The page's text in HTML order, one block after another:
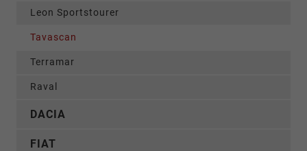
Leon Sportstourer
Tavascan
Terramar
Raval
DACIA
FIAT